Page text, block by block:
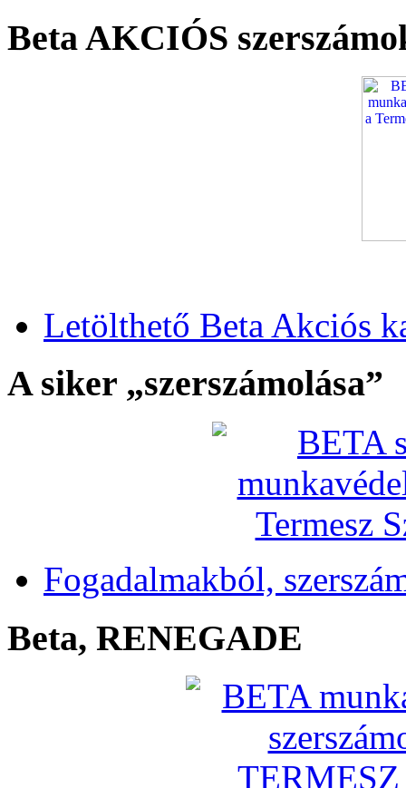
Beta AKCIÓS
Letölthető Beta Akciós
A siker „szerszámolása”
Fogadalmakból,
Beta, RENEGADE